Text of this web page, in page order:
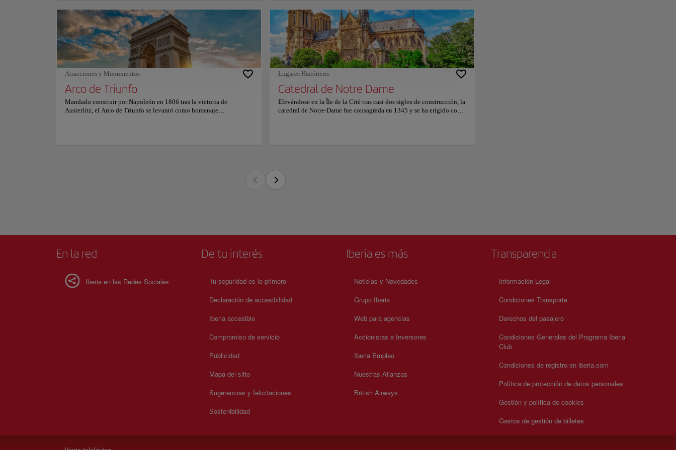
muestran la pasión de Savoy por el sabor y la innovación. Su
influencia incluso ha forjado la carrera de prestigiosos chefs, como
Gordon Ramsay. Con su comedor principal y sus íntimos salones
privados, el Restaurante Guy Savoy promete un viaje gastronómico
inolvidable que deleitará los sentidos y dejará una impresión
duradera hasta en el más exigente de los comensales. Para más
información sobre reservas y precios, consulte su sitio web oficial.
Atracciones y Monumentos
Arco de Triunfo
Mandado construir por Napoleón en 1806 tras la victoria de
Austerlitz, el Arco de Triunfo se levantó como homenaje
Lugares Históricos
Catedral de Notre Dame
Elevándose en la Île de la Cité tras casi dos siglos de construcción, la
catedral de Notre-Dame fue consagrada en 1345 y se ha erigido como
coloreada que realza la grandeza del gótico francés. Aunque los
trabajos de restauración continúan, el entorno de Notre-Dame
mantiene una atmósfera profundamente sobrecogedora. Desde la
Elevándose en la Île de la Cité tras casi dos siglos de construcción, la catedral de Notre-Dame fue consagrada en 1345 y
se ha erigido como el corazón espiritual y geográfico de París. Sus torres, campanas y leyendas han sido testigos de
coronaciones, revoluciones y del renacimiento del monumento tras el incendio de 2019.
En el exterior, los arbotantes, las gárgolas y los portales esculpidos conforman un auténtico tapiz de piedra. Las rosáceas
y las vidrieras, junto con las bóvedas de crucería del interior, envuelven la nave en una luz coloreada que realza la
grandeza del gótico francés.
Aunque los trabajos de restauración continúan, el entorno de Notre-Dame mantiene una atmósfera profundamente
sobrecogedora. Desde la plaza y las orillas del Sena, los visitantes contemplan su silueta, perciben el murmullo de la
ciudad y sienten el vínculo con generaciones que se han maravillado ante este símbolo eterno de París.
En la red
Iberia en las Redes Sociales
De tu interés
Tu seguridad es lo primero
Declaración de accesibilidad
Iberia accesible
Compromiso de servicio
Publicidad
Mapa del sitio
Sugerencias y felicitaciones
Sostenibilidad
Iberia es más
Noticias y Novedades
Grupo Iberia
Web para agencias
Accionistas e Inversores
Iberia Empleo
Nuestras Alianzas
British Airways
Transparencia
Información Legal
Condiciones Transporte
Derechos del pasajero
Condiciones Generales del Programa Iberia
Club
Condiciones de registro en iberia.com
Política de protección de datos personales
Gestión y política de cookies
Gastos de gestión de billetes